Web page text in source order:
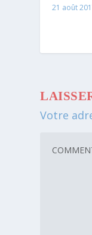
21 août
Votre